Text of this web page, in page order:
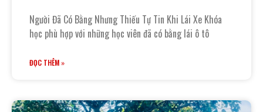
Người Đã Có Bằng Nhưng Thiếu Tự Tin Khi Lái Xe Khóa
học phù hợp với những học viên đã có bằng lái ô tô
ĐỌC THÊM »